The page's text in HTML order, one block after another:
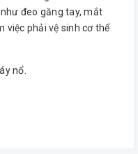
đeo găng tay, mắt
việc phải vệ sinh cơ thể
nổ.